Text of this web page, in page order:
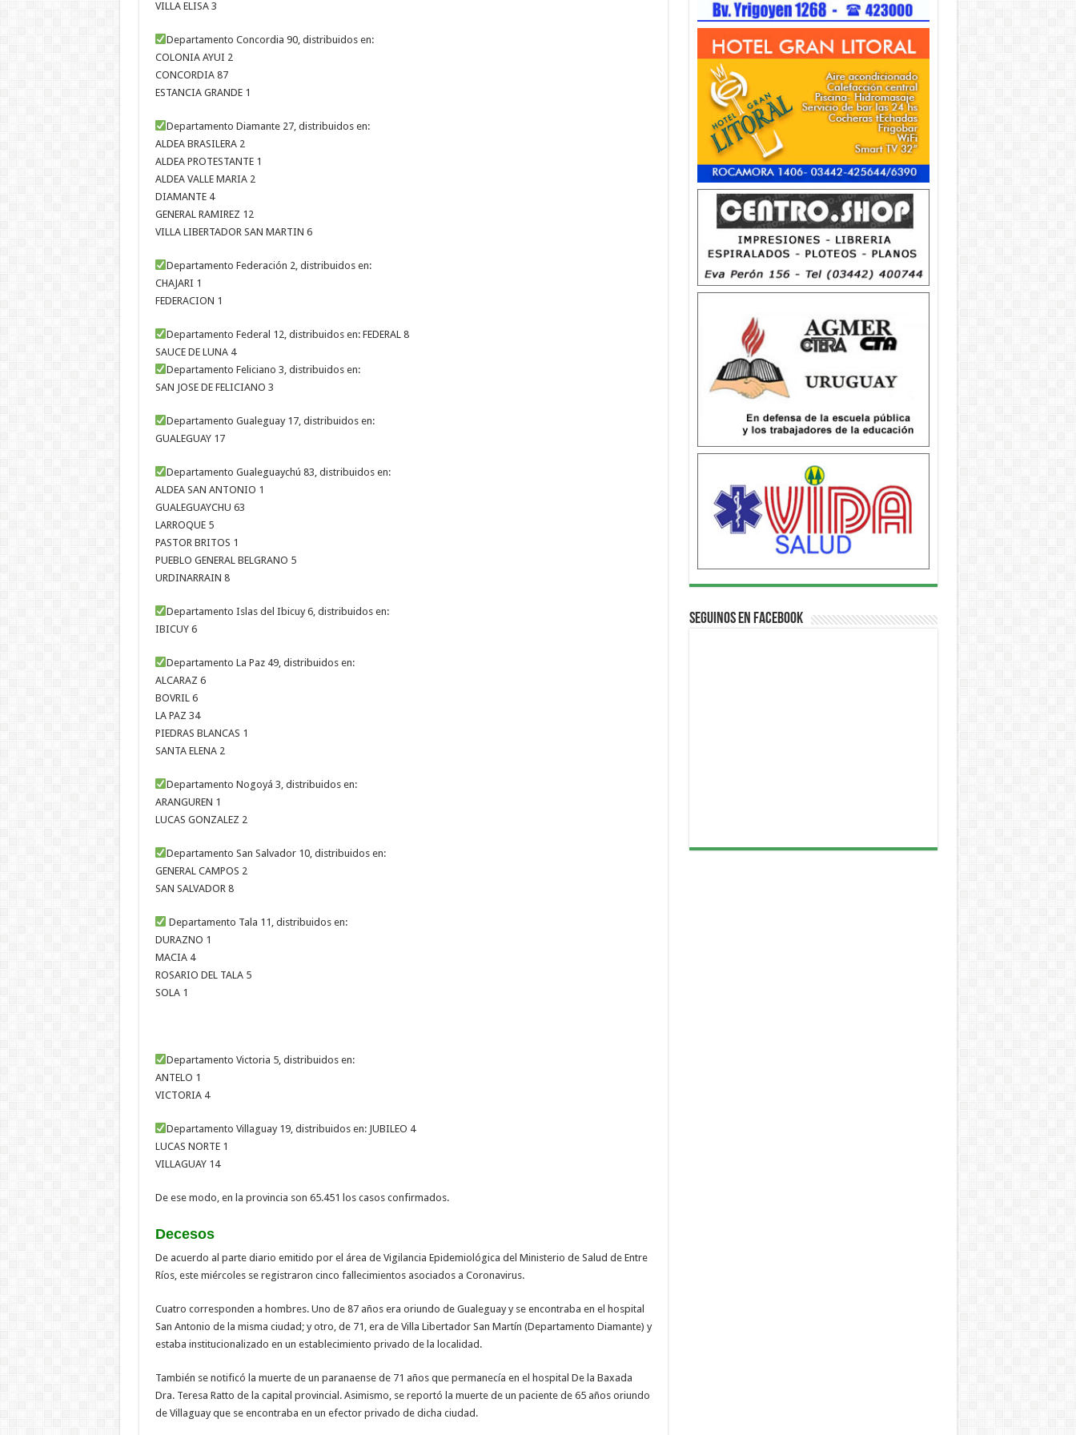
VILLA ELISA 3
Departamento Concordia 90, distribuidos en:
COLONIA AYUI 2
CONCORDIA 87
ESTANCIA GRANDE 1
Departamento Diamante 27, distribuidos en:
ALDEA BRASILERA 2
ALDEA PROTESTANTE 1
ALDEA VALLE MARIA 2
DIAMANTE 4
GENERAL RAMIREZ 12
VILLA LIBERTADOR SAN MARTIN 6
Departamento Federación 2, distribuidos en:
CHAJARI 1
FEDERACION 1
Departamento Federal 12, distribuidos en: FEDERAL 8
SAUCE DE LUNA 4
Departamento Feliciano 3, distribuidos en:
SAN JOSE DE FELICIANO 3
Departamento Gualeguay 17, distribuidos en:
GUALEGUAY 17
Departamento Gualeguaychú 83, distribuidos en:
ALDEA SAN ANTONIO 1
GUALEGUAYCHU 63
LARROQUE 5
PASTOR BRITOS 1
PUEBLO GENERAL BELGRANO 5
URDINARRAIN 8
Departamento Islas del Ibicuy 6, distribuidos en:
IBICUY 6
Departamento La Paz 49, distribuidos en:
ALCARAZ 6
BOVRIL 6
LA PAZ 34
PIEDRAS BLANCAS 1
SANTA ELENA 2
Departamento Nogoyá 3, distribuidos en:
ARANGUREN 1
LUCAS GONZALEZ 2
Departamento San Salvador 10, distribuidos en:
GENERAL CAMPOS 2
SAN SALVADOR 8
Departamento Tala 11, distribuidos en:
DURAZNO 1
MACIA 4
ROSARIO DEL TALA 5
SOLA 1
Departamento Victoria 5, distribuidos en:
ANTELO 1
VICTORIA 4
Departamento Villaguay 19, distribuidos en: JUBILEO 4
LUCAS NORTE 1
VILLAGUAY 14
De ese modo, en la provincia son 65.451 los casos confirmados.
Decesos
De acuerdo al parte diario emitido por el área de Vigilancia Epidemiológica del Ministerio de Salud de Entre
Ríos, este miércoles se registraron cinco fallecimientos asociados a Coronavirus.
Cuatro corresponden a hombres. Uno de 87 años era oriundo de Gualeguay y se encontraba en el hospital
San Antonio de la misma ciudad; y otro, de 71, era de Villa Libertador San Martín (Departamento Diamante) y
estaba institucionalizado en un establecimiento privado de la localidad.
También se notificó la muerte de un paranaense de 71 años que permanecía en el hospital De la Baxada
Dra. Teresa Ratto de la capital provincial. Asimismo, se reportó la muerte de un paciente de 65 años oriundo
de Villaguay que se encontraba en un efector privado de dicha ciudad.
Seguinos en Facebook